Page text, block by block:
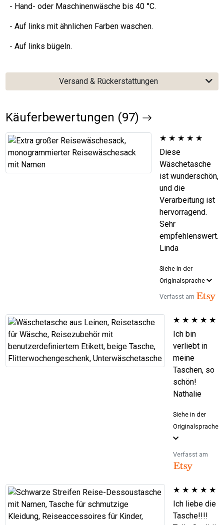
- Hand- oder Maschinenwäsche bis 40 °C.
- Auf links mit ähnlichen Farben waschen.
- Auf links bügeln.
Versand & Rückerstattungen
Käuferbewertungen (97)
★ ★ ★ ★ ★
Diese
Wäschetasche
ist wunderschön,
und die
Verarbeitung ist
hervorragend.
Sehr
empfehlenswert.
Linda
Siehe in der
Originalsprache
Verfasst am
★ ★ ★ ★ ★
Ich bin
verliebt in
meine
Taschen, so
schön!
Nathalie
Siehe in der
Originalsprache
Verfasst am
★ ★ ★ ★ ★
Ich liebe die
Tasche!!!!